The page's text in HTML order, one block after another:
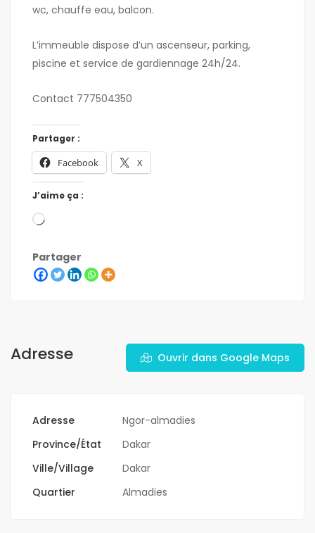
wc, chauffe eau, balcon.
L’immeuble dispose d’un ascenseur, parking,
piscine et service de gardiennage 24h/24.
Contact 777504350
Partager :
Facebook X
J’aime ça :
Partager
Adresse Ouvrir dans Google Maps
Adresse
Ngor-almadies
Province/État
Dakar
Ville/Village
Dakar
Quartier
Almadies